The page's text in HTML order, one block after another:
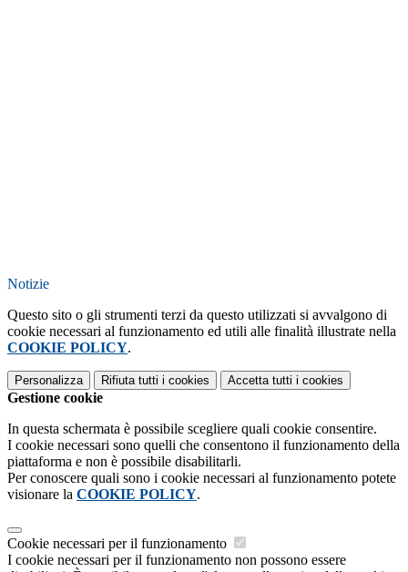
Notizie
Questo sito o gli strumenti terzi da questo utilizzati si avvalgono di
cookie necessari al funzionamento ed utili alle finalità illustrate nella
COOKIE POLICY.
Personalizza Rifiuta tutti i cookies Accetta tutti i cookies
Gestione cookie
In questa schermata è possibile scegliere quali cookie consentire.
I cookie necessari sono quelli che consentono il funzionamento della
piattaforma e non è possibile disabilitarli.
Per conoscere quali sono i cookie necessari al funzionamento potete
visionare la COOKIE POLICY.
Cookie necessari per il funzionamento
I cookie necessari per il funzionamento non possono essere